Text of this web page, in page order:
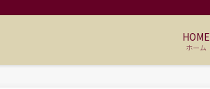
HOME
ホーム